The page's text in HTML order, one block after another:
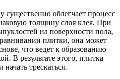
существенно облегчает процесс
толщину слоя клея. При
на поверхности пола,
плитки, она может
что ведет к образованию
В результате этого, плитка
трескаться.